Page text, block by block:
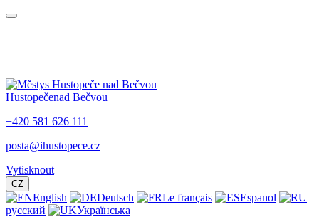
Hustopečenad Bečvou
+420 581 626 111
posta@ihustopece.cz
Vytisknout
CZ
English Deutsch Le français
Espanol
русский
Українська